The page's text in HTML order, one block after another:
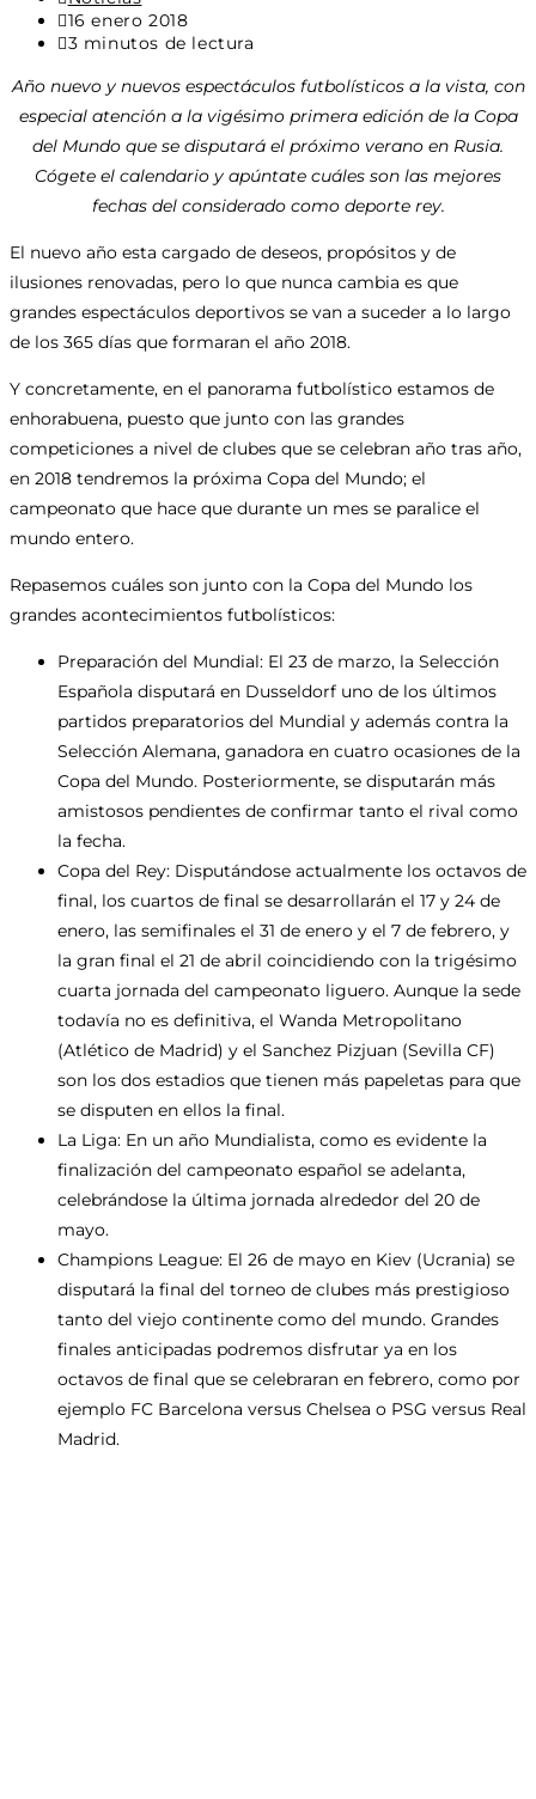
de
la
Última
modificación
la
entrada:
16 enero 2018
Tiempo
lectura:
3 minutos de lectura
Año nuevo y nuevos espectáculos futbolísticos a la vista, con
especial atención a la vigésimo primera edición de la Copa
del Mundo que se disputará el próximo verano en Rusia.
Cógete el calendario y apúntate cuáles son las mejores
fechas del considerado como deporte rey.
El nuevo año esta cargado de deseos, propósitos y de
ilusiones renovadas, pero lo que nunca cambia es que
grandes espectáculos deportivos se van a suceder a lo largo
de los 365 días que formaran el año 2018.
Y concretamente, en el panorama futbolístico estamos de
enhorabuena, puesto que junto con las grandes
competiciones a nivel de clubes que se celebran año tras año,
en 2018 tendremos la próxima Copa del Mundo; el
campeonato que hace que durante un mes se paralice el
mundo entero.
Repasemos cuáles son junto con la Copa del Mundo los
grandes acontecimientos futbolísticos:
Preparación del Mundial: El 23 de marzo, la Selección
Española disputará en Dusseldorf uno de los últimos
partidos preparatorios del Mundial y además contra la
Selección Alemana, ganadora en cuatro ocasiones de la
Copa del Mundo. Posteriormente, se disputarán más
amistosos pendientes de confirmar tanto el rival como
la fecha.
Copa del Rey: Disputándose actualmente los octavos de
final, los cuartos de final se desarrollarán el 17 y 24 de
enero, las semifinales el 31 de enero y el 7 de febrero, y
la gran final el 21 de abril coincidiendo con la trigésimo
cuarta jornada del campeonato liguero. Aunque la sede
todavía no es definitiva, el Wanda Metropolitano
(Atlético de Madrid) y el Sanchez Pizjuan (Sevilla CF)
son los dos estadios que tienen más papeletas para que
se disputen en ellos la final.
La Liga: En un año Mundialista, como es evidente la
finalización del campeonato español se adelanta,
celebrándose la última jornada alrededor del 20 de
mayo.
Champions League: El 26 de mayo en Kiev (Ucrania) se
disputará la final del torneo de clubes más prestigioso
tanto del viejo continente como del mundo. Grandes
finales anticipadas podremos disfrutar ya en los
octavos de final que se celebraran en febrero, como por
ejemplo FC Barcelona versus Chelsea o PSG versus Real
Madrid.